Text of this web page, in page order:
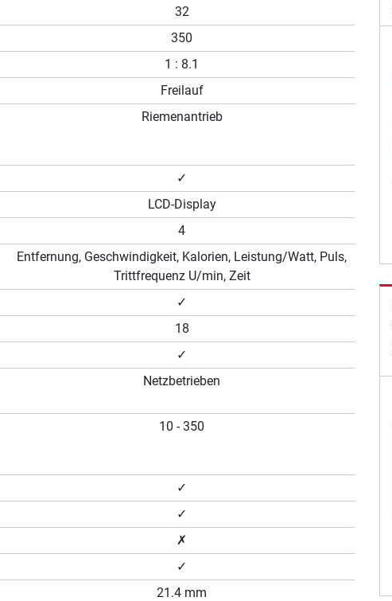
32
350
1 : 8.1
Freilauf
Riemenantrieb
✓
LCD-Display
4
Entfernung, Geschwindigkeit, Kalorien, Leistung/Watt, Puls,
Trittfrequenz U/min, Zeit
✓
18
✓
Netzbetrieben
10 - 350
✓
✓
✗
✓
21.4 mm